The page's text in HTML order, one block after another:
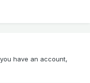
have an account,